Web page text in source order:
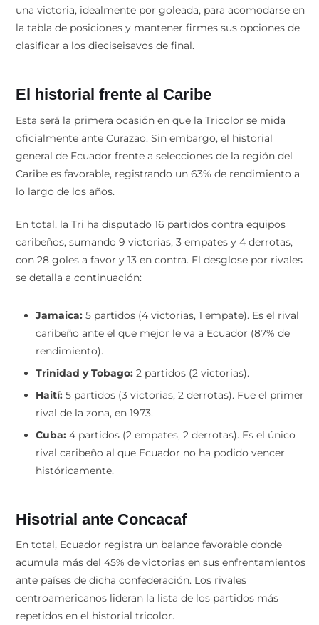
una victoria, idealmente por goleada, para acomodarse en
la tabla de posiciones y mantener firmes sus opciones de
clasificar a los dieciseisavos de final.
El historial frente al Caribe
Esta será la primera ocasión en que la Tricolor se mida
oficialmente ante Curazao. Sin embargo, el historial
general de Ecuador frente a selecciones de la región del
Caribe es favorable, registrando un 63% de rendimiento a
lo largo de los años.
En total, la Tri ha disputado 16 partidos contra equipos
caribeños, sumando 9 victorias, 3 empates y 4 derrotas,
con 28 goles a favor y 13 en contra. El desglose por rivales
se detalla a continuación:
Jamaica: 5 partidos (4 victorias, 1 empate). Es el rival
caribeño ante el que mejor le va a Ecuador (87% de
rendimiento).
Trinidad y Tobago: 2 partidos (2 victorias).
Haití: 5 partidos (3 victorias, 2 derrotas). Fue el primer
rival de la zona, en 1973.
Cuba: 4 partidos (2 empates, 2 derrotas). Es el único
rival caribeño al que Ecuador no ha podido vencer
históricamente.
Hisotrial ante Concacaf
En total, Ecuador registra un balance favorable donde
acumula más del 45% de victorias en sus enfrentamientos
ante países de dicha confederación. Los rivales
centroamericanos lideran la lista de los partidos más
repetidos en el historial tricolor.